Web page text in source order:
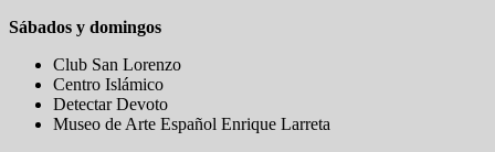
Sábados y domingos
Club San Lorenzo
Centro Islámico
Detectar Devoto
Museo de Arte Español Enrique Larreta